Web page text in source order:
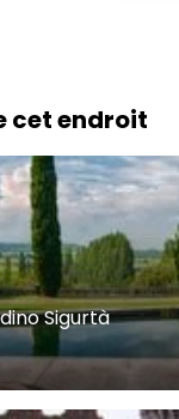
cet endroit
Sigurtà